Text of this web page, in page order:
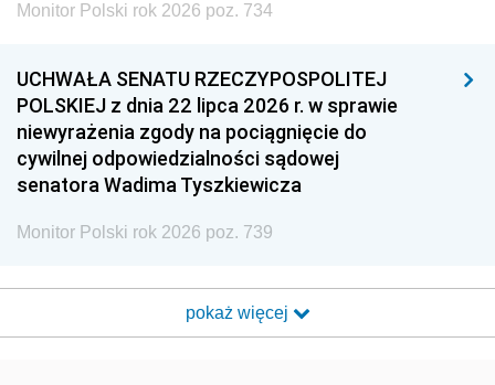
Monitor Polski rok 2026 poz. 734
UCHWAŁA SENATU RZECZYPOSPOLITEJ
POLSKIEJ z dnia 22 lipca 2026 r. w sprawie
niewyrażenia zgody na pociągnięcie do
cywilnej odpowiedzialności sądowej
senatora Wadima Tyszkiewicza
Monitor Polski rok 2026 poz. 739
pokaż więcej